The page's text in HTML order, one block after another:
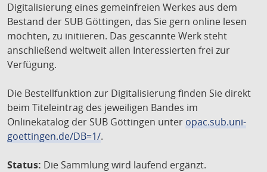
Digitalisierung eines gemeinfreien Werkes aus dem
Bestand der SUB Göttingen, das Sie gern online lesen
möchten, zu initiieren. Das gescannte Werk steht
anschließend weltweit allen Interessierten frei zur
Verfügung.
Die Bestellfunktion zur Digitalisierung finden Sie direkt
beim Titeleintrag des jeweiligen Bandes im
Onlinekatalog der SUB Göttingen unter opac.sub.uni-
goettingen.de/DB=1/.
Status: Die Sammlung wird laufend ergänzt.